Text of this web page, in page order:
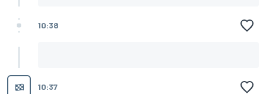
10:38
10:37